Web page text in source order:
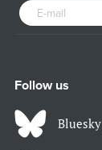
Follow us
Bluesky